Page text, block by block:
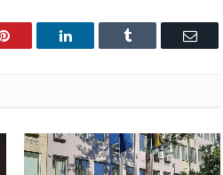
Pinterest LinkedIn Tumblr Email